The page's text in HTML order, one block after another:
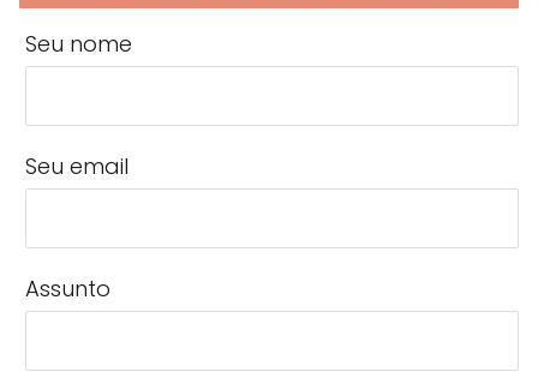
Seu nome
Seu email
Assunto